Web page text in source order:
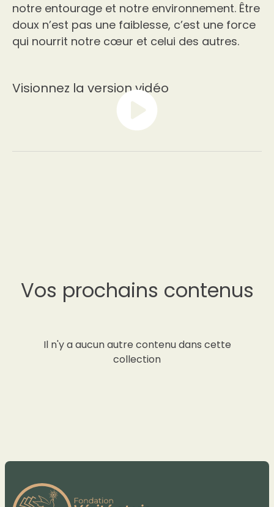
notre entourage et notre environnement. Être
doux n’est pas une faiblesse, c’est une force
qui nourrit notre cœur et celui des autres.
Visionnez la version vidéo
Vos prochains contenus
Il n'y a aucun autre contenu dans cette
collection